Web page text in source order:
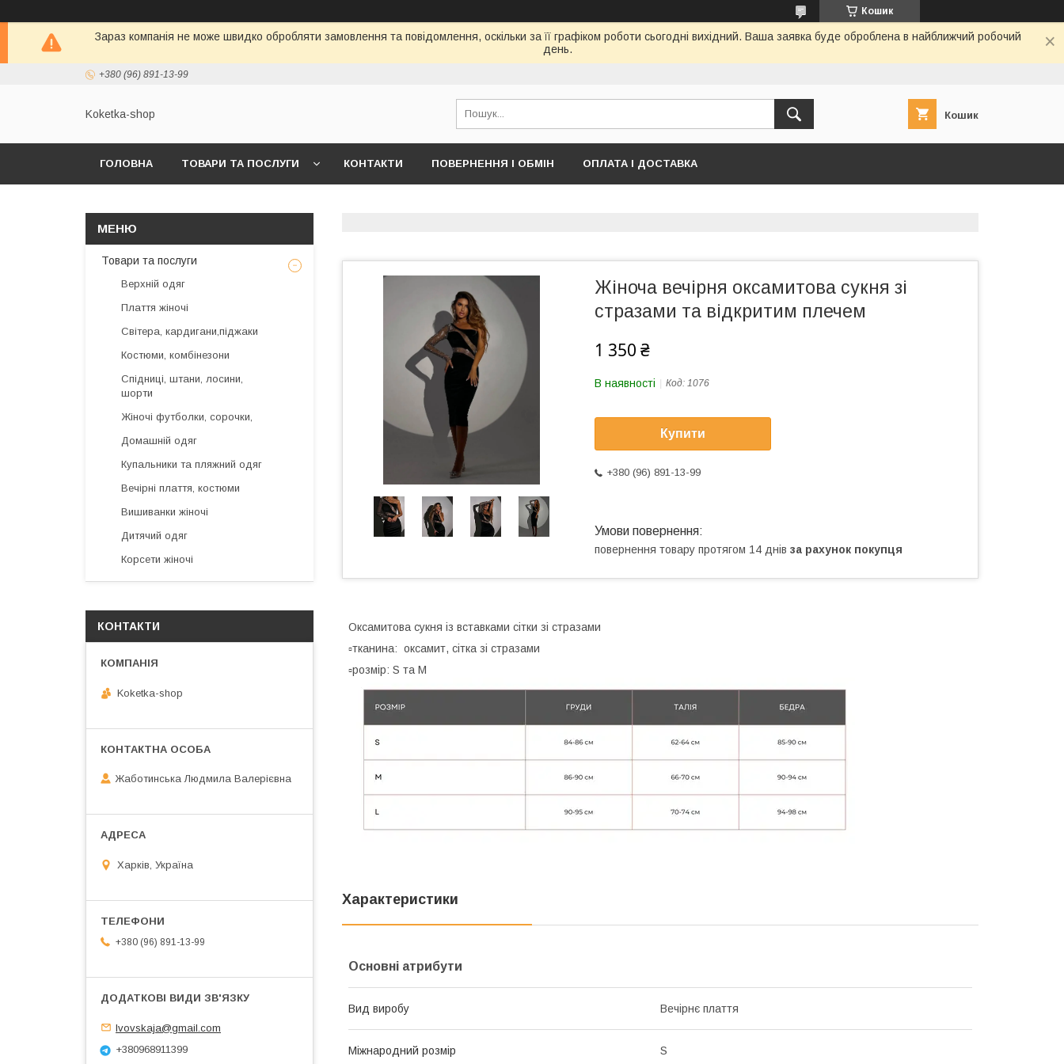
Кошик
Зараз компанія не може швидко обробляти замовлення та повідомлення, оскільки за її графіком роботи сьогодні вихідний. Ваша заявка буде оброблена в найближчий робочий
день.
+380 (96) 891-13-99
Koketka-shop Кошик
ГОЛОВНА ТОВАРИ ТА ПОСЛУГИ КОНТАКТИ ПОВЕРНЕННЯ І ОБМІН ОПЛАТА І ДОСТАВКА
Жіноча вечірня оксамитова сукня зі
стразами та відкритим плечем
1 350 ₴
В наявності Код: 1076
Купити
+380 (96) 891-13-99
повернення товару протягом 14 днів за рахунок покупця
Оксамитова сукня із вставками сітки зі стразами
▫️тканина: оксамит, сітка зі стразами
▫️розмір: S та М
Характеристики
Основні атрибути
Вид виробу Вечірнє плаття
Міжнародний розмір S
Товари та послуги
Верхній одяг
Плаття жіночі
Світера, кардигани,піджаки
Костюми, комбінезони
Спідниці, штани, лосини,
шорти
Жіночі футболки, сорочки,
Домашній одяг
Купальники та пляжний одяг
Вечірні плаття, костюми
Вишиванки жіночі
Дитячий одяг
Корсети жіночі
КОНТАКТИ
Koketka-shop
Жаботинська Людмила Валерієвна
Харків, Україна
+380 (96) 891-13-99
lvovskaja@gmail.com
+380968911399